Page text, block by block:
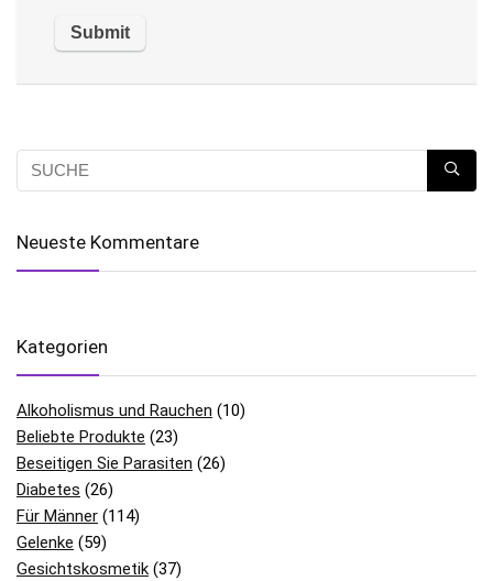
Neueste Kommentare
Kategorien
Alkoholismus und Rauchen (10)
Beliebte Produkte (23)
Beseitigen Sie Parasiten (26)
Diabetes (26)
Für Männer (114)
Gelenke (59)
Gesichtskosmetik (37)